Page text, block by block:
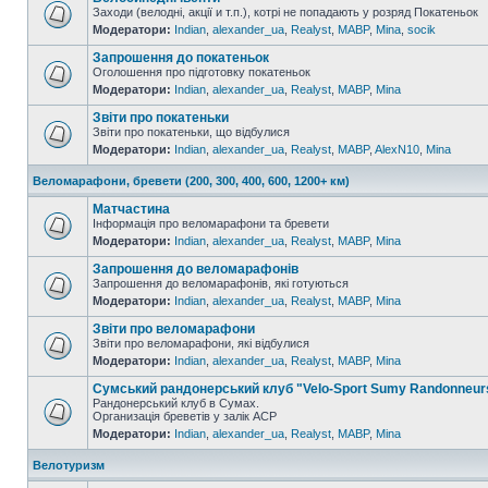
Заходи (велодні, акції и т.п.), котрі не попадають у розряд Покатеньок
Модератори: Indian alexander_ua Realyst MABP, Mina socik
Запрошення до покатеньок
Оголошення про підготовку покатеньок
Модератори: Indian alexander_ua Realyst MABP, Mina
Звіти про покатеньки
Звіти про покатеньки, що відбулися
Модератори: Indian alexander_ua Realyst MABP, AlexN10 Mina
Веломарафони, бревети (200, 300, 400, 600, 1200+ км)
Матчастина
Інформація про веломарафони та бревети
Модератори: Indian alexander_ua Realyst MABP, Mina
Запрошення до веломарафонів
Запрошення до веломарафонів, які готуються
Модератори: Indian alexander_ua Realyst MABP, Mina
Звіти про веломарафони
Звіти про веломарафони, які відбулися
Модератори: Indian alexander_ua Realyst MABP, Mina
Сумський рандонерський клуб "Velo-Sport Sumy
Рандонерський клуб в Сумах.
Организація бреветів у залік АСР
Модератори: Indian alexander_ua Realyst MABP, Mina
Велотуризм